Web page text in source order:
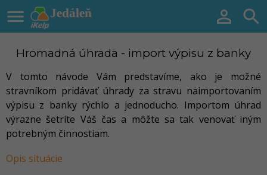
Jedáleň
  
Hromadná úhrada - import výpisu z banky
V tomto návode Vám predstavíme, ako je možné
stravníkom pridávať úhrady za stravu naimportovaním
výpisu z banky rýchlo a jednoducho. Importom úhrad
výrazne šetríte Váš čas a môžte sa tak venovať iným
potrebným činnostiam.
Opis situácie